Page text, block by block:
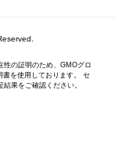
性の証明のため、GMOグロ
を使用しております。 セ
果をご確認ください。